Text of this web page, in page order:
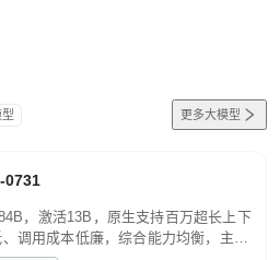
更多大模型
0731
，激活13B，原生支持百万超长上下
调用成本低廉，综合能力均衡，主打